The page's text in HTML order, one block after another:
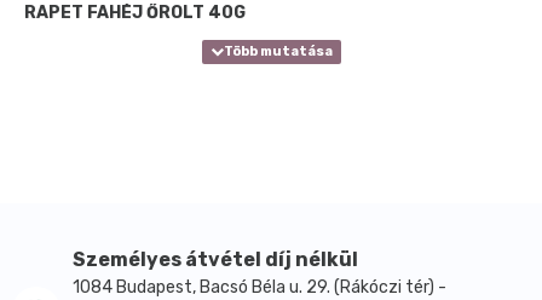
RAPET FAHÉJ ŐRÖLT 40G
Személyes átvétel díj nélkül
1084 Budapest, Bacsó Béla u. 29. (Rákóczi tér) -